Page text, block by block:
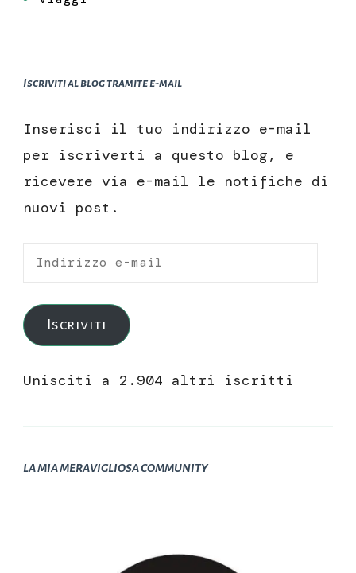
Iscriviti al blog tramite e-mail
Inserisci il tuo indirizzo e-mail
per iscriverti a questo blog, e
ricevere via e-mail le notifiche di
nuovi post.
Indirizzo
mail
Iscriviti
Unisciti a 2.904 altri iscritti
LA MIA MERAVIGLIOSA COMMUNITY